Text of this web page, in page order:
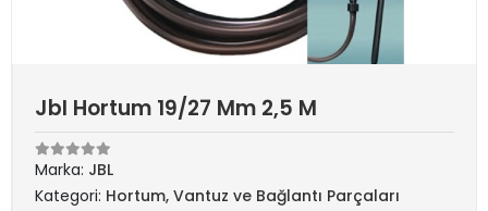
Jbl Hortum 19/27 Mm 2,5 M
Marka: JBL
Kategori: Hortum, Vantuz ve Bağlantı Parçaları